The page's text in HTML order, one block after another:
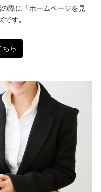
際に「ホームページを見
です｡
ちら